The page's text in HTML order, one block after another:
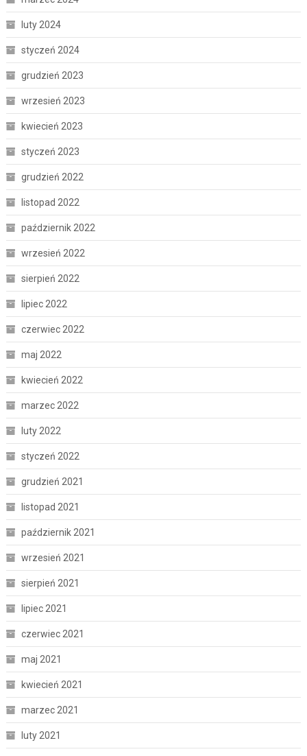
luty 2024
styczeń 2024
grudzień 2023
wrzesień 2023
kwiecień 2023
styczeń 2023
grudzień 2022
listopad 2022
październik 2022
wrzesień 2022
sierpień 2022
lipiec 2022
czerwiec 2022
maj 2022
kwiecień 2022
marzec 2022
luty 2022
styczeń 2022
grudzień 2021
listopad 2021
październik 2021
wrzesień 2021
sierpień 2021
lipiec 2021
czerwiec 2021
maj 2021
kwiecień 2021
marzec 2021
luty 2021